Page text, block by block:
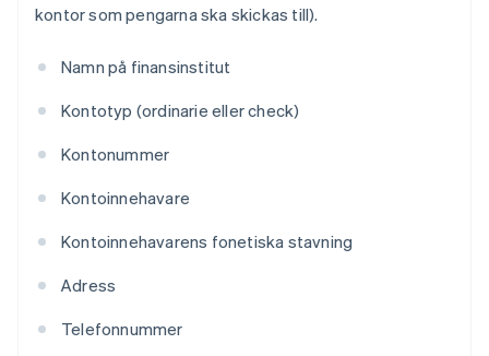
kontor som pengarna ska skickas till).
Namn på finansinstitut
Kontotyp (ordinarie eller check)
Kontonummer
Kontoinnehavare
Kontoinnehavarens fonetiska stavning
Adress
Telefonnummer